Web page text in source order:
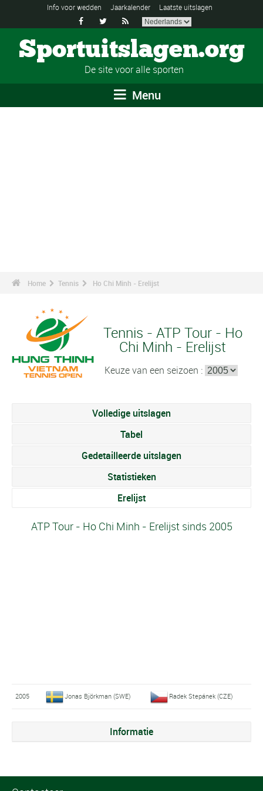
Info voor wedden Jaarkalender Laatste uitslagen
  
Sportuitslagen.org
De site voor alle sporten
Menu
Home Tennis Ho Chi Minh - Erelijst
Tennis - ATP Tour - Ho
Chi Minh - Erelijst
Keuze van een seizoen :
Volledige uitslagen
Tabel
Gedetailleerde uitslagen
Statistieken
Erelijst
ATP Tour - Ho Chi Minh - Erelijst sinds 2005
2005 Jonas Björkman (SWE) Radek Stepánek (CZE)
Informatie